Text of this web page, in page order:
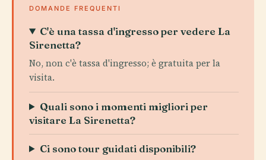
DOMANDE FREQUENTI
C'è una tassa d'ingresso per vedere La
Sirenetta?
No, non c'è tassa d'ingresso; è gratuita per la
visita.
Quali sono i momenti migliori per
visitare La Sirenetta?
Ci sono tour guidati disponibili?